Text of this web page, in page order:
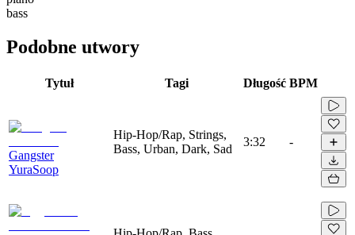
bass
Podobne utwory
Tytuł Tagi Długość BPM
Gangster
YuraSoop
Hip-Hop/Rap, Strings,
Bass, Urban, Dark, Sad
3:32 -